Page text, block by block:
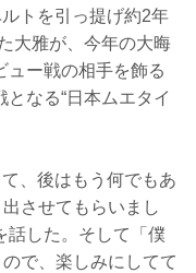
トを引っ提げ約2年
大雅が、今年の大晦
ュー戦の相手を飾る
なる“日本ムエタイ
、後はもう何でもあ
させてもらいまし
話した。そして「僕
で、楽しみにしてて